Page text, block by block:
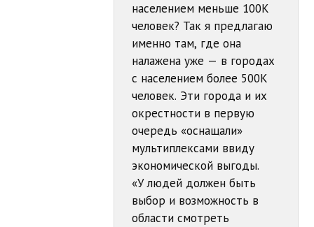
населением меньше 100К
человек? Так я предлагаю
именно там, где она
налажена уже — в городах
с населением более 500К
человек. Эти города и их
окрестности в первую
очередь «оснащали»
мультиплексами ввиду
экономической выгоды.
«У людей должен быть
выбор и возможность в
области смотреть